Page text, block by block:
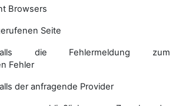
Browsers
Seite
die Fehlermeldung zum
Fehler
der anfragende Provider